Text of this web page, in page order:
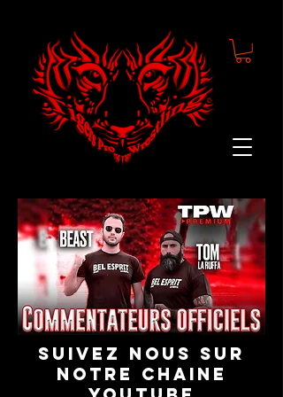
suivez nous sur
notre chaine